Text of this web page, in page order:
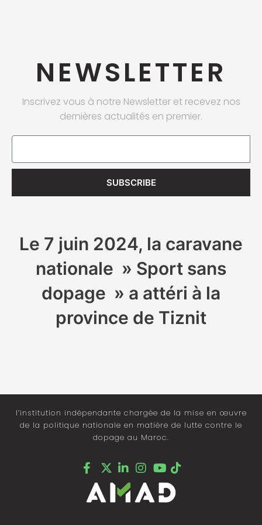
NEWSLETTER
Inscrivez vous à notre Newsletter et recevez nos
dernières actualités en premier.
Email
SUBSCRIBE
Le 7 juin 2024, la caravane
nationale » Sport sans
dopage » a attéri à la
province de Tiznit
l’institution indépendante chargée de la mise en œuvre
de la politique nationale en matière de lutte contre le
dopage au Maroc.